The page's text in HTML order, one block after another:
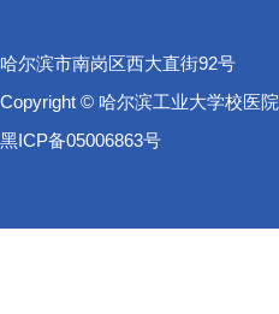
哈尔滨市南岗区西大直街92号
Copyright © 哈尔滨工业大学校医院
黑ICP备05006863号